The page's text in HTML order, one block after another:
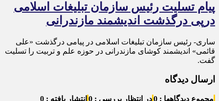
پیام تسلیت رئیس سازمان تبلیغات اسلامی
درپی درگذشت اندیشمند مازندرانی
ساری- رئیس سازمان تبلیغات اسلامی در پیامی درگذشت «علی
قائمی» اندیشمند کوشای مازندرانی در حوزه علم و تربیت را تسلیت
گفت.
ارسال دیدگاه
مجموع دیدگاهها : 0 در انتظار بررسی : 0 انتشار یافته : 0